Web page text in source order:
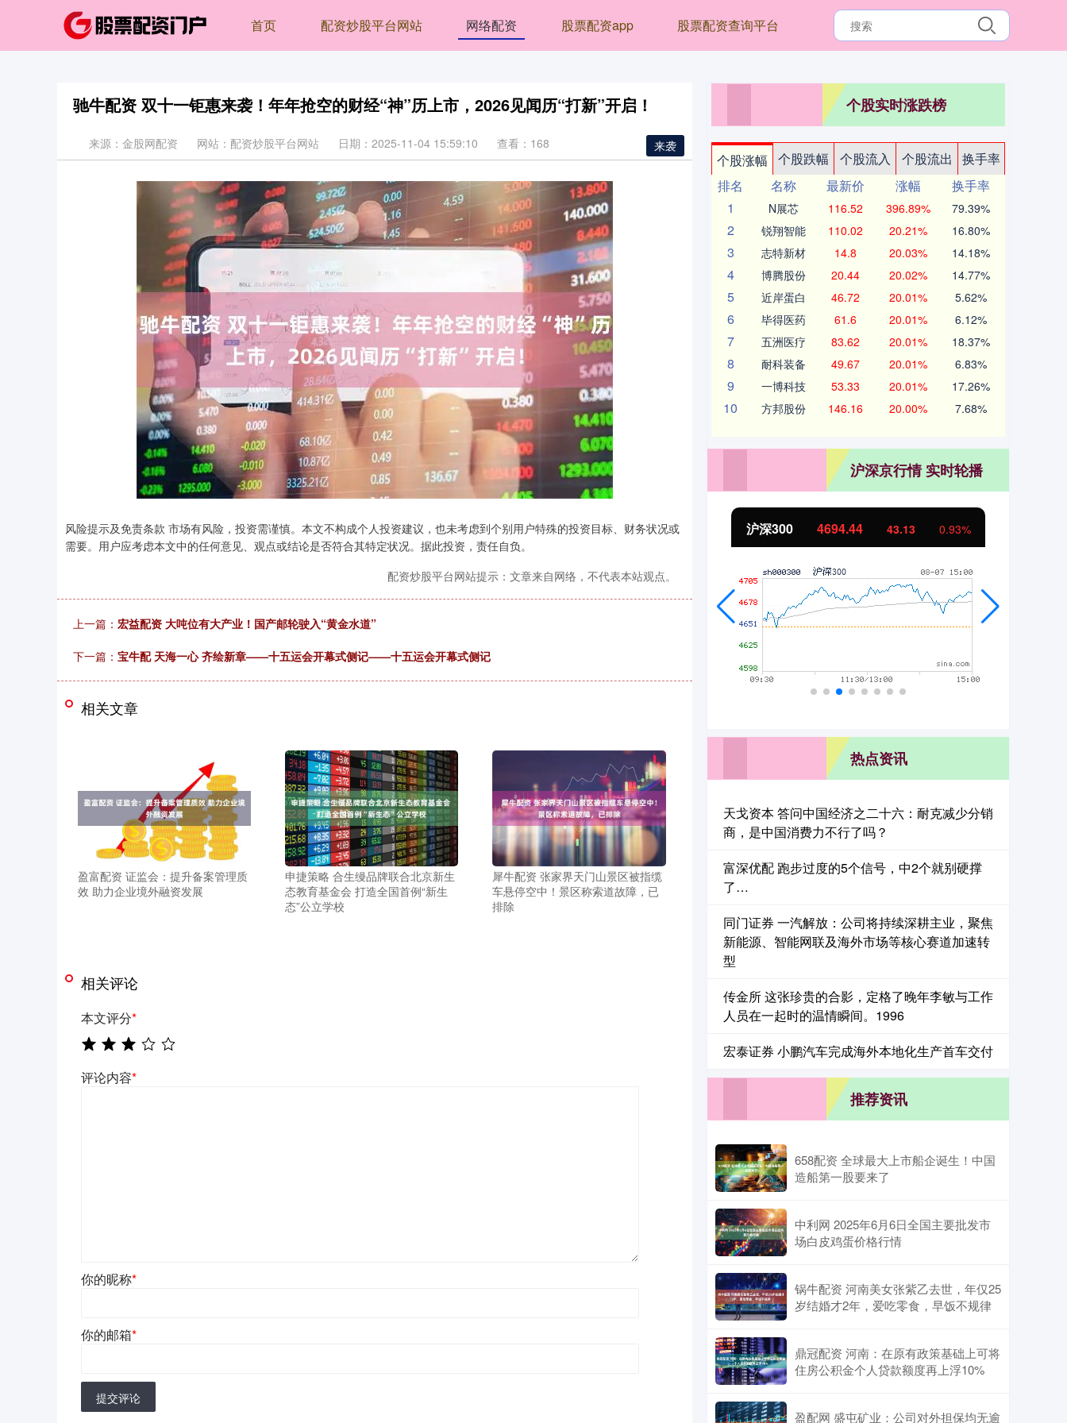
首页 配资炒股平台网站 网络配资 股票配资app 股票配资查询平台
驰牛配资 双十一钜惠来袭！年年抢空的财经“神”历上市，2026见闻历“打新”开启！
来袭
来源：金股网配资 网站：配资炒股平台网站 日期：2025-11-04 15:59:10 查看：168
风险提示及免责条款 市场有风险，投资需谨慎。本文不构成个人投资建议，也未考虑到个别用户特殊的投资目标、财务状况或
需要。用户应考虑本文中的任何意见、观点或结论是否符合其特定状况。据此投资，责任自负。
配资炒股平台网站提示：文章来自网络，不代表本站观点。
上一篇： 宏益配资 大吨位有大产业！国产邮轮驶入“黄金水道”
下一篇： 宝牛配 天海一心 齐绘新章——十五运会开幕式侧记——十五运会开幕式侧记
相关文章
盈富配资 证监会：提升备案管理质
效 助力企业境外融资发展
申捷策略 合生缦品牌联合北京新生
态教育基金会 打造全国首例“新生
态”公立学校
犀牛配资 张家界天门山景区被指缆
车悬停空中！景区称索道故障，已
排除
相关评论
本文评分*
评论内容*
你的昵称*
你的邮箱*
提交评论
个股实时涨跌榜
个股涨幅 个股跌幅 个股流入 个股流出
换手率
排名
名称 最新价 涨幅
换手率
1
N展芯 116.52 396.89% 79.39%
2 锐翔智能 110.02 20.21% 16.80%
3 志特新材 14.8 20.03% 14.18%
4 博腾股份 20.44 20.02% 14.77%
5 近岸蛋白 46.72 20.01% 5.62%
6 毕得医药 61.6 20.01% 6.12%
7 五洲医疗 83.62 20.01% 18.37%
8 耐科装备 49.67 20.01% 6.83%
9 一博科技 53.33 20.01% 17.26%
10 方邦股份 146.16 20.00% 7.68%
沪深京行情 实时轮播
2.13% 上证指数 3940.04 39.68 1.02% 深证成指 14311.01 200.89 1.42% 沪深300 4694.44 43.13 0.93%
热点资讯
天戈资本 答问中国经济之二十六：耐克减少分销
商，是中国消费力不行了吗？
富深优配 跑步过度的5个信号，中2个就别硬撑
了…
同门证券 一汽解放：公司将持续深耕主业，聚焦
新能源、智能网联及海外市场等核心赛道加速转
型
传金所 这张珍贵的合影，定格了晚年李敏与工作
人员在一起时的温情瞬间。1996
宏泰证券 小鹏汽车完成海外本地化生产首车交付
推荐资讯
658配资 全球最大上市船企诞生！中国
造船第一股要来了
中利网 2025年6月6日全国主要批发市
场白皮鸡蛋价格行情
锅牛配资 河南美女张紫乙去世，年仅25
岁结婚才2年，爱吃零食，早饭不规律
鼎冠配资 河南：在原有政策基础上可将
住房公积金个人贷款额度再上浮10%
盈配网 盛屯矿业：公司对外担保均无逾